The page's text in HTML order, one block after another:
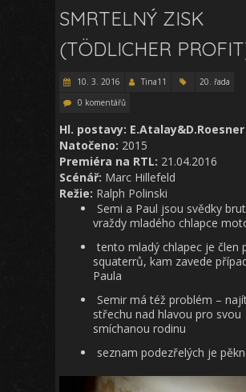
SMRTELNÝ ZISK
(TÖDLICHER
10. 3. 2016 Tina11
20. řada
0 komentářů
Hl. postavy: E.Atalay&D.Roesner
Natočeno: 2015
Premiéra na RTL: 21.04.2016
Scénář: Marc Hillefeld
Režie: Ralph Polinski
Semi a Paul jsou svědky
vraždy mladého chlapce
tento mladý chlapec je člen
squaterrů, kam zavede
Paula
Semir má též problém –
střechu nad hlavou pro svou
smíchanou rodinu
seznam podezřelých je